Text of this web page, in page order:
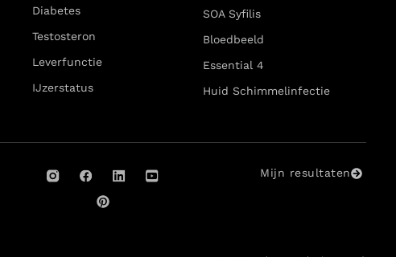
Diabetes
Testosteron
Leverfunctie
IJzerstatus
SOA Syfilis
Bloedbeeld
Essential 4
Huid Schimmelinfectie
Mijn resultaten